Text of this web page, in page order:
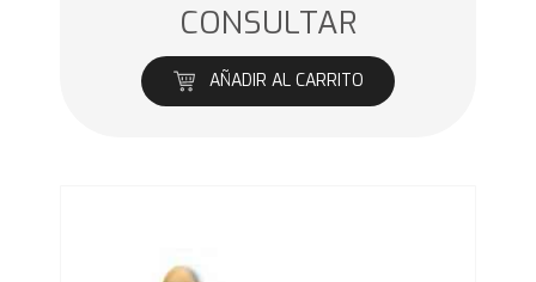
CONSULTAR
AÑADIR AL CARRITO